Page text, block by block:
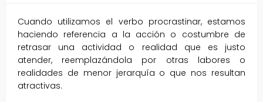
Cuando utilizamos el verbo procrastinar, estamos
haciendo referencia a la acción o costumbre de
retrasar una actividad o realidad que es justo
atender, reemplazándola por otras labores o
realidades de menor jerarquía o que nos resultan
atractivas.